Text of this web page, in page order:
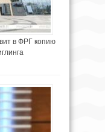
в ФРГ копию